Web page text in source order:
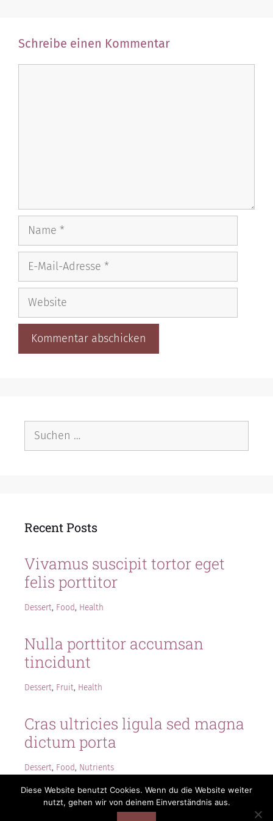
Schreibe einen Kommentar
Name
Adresse
Website
nach:
Recent Posts
Vivamus suscipit tortor eget
felis porttitor
Dessert, Food, Health
Nulla porttitor accumsan
tincidunt
Dessert, Fruit, Health
Cras ultricies ligula sed magna
dictum porta
Dessert, Food, Nutrients
Diese Website benutzt Cookies. Wenn du die Website weiter
nutzt, gehen wir von deinem Einverständnis aus.